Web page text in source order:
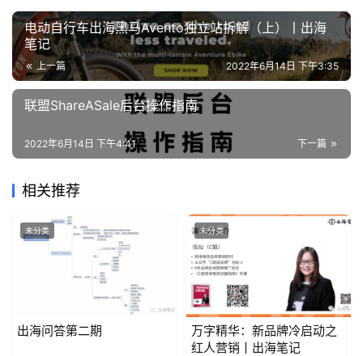
电动自行车出海黑马Avento独立站拆解（上）丨出海
笔记
上一篇 2022年6月14日 下午3:35
联盟ShareASale后台操作指南
下一篇
2022年6月14日 下午4:41
相关推荐
未分类
出海问答第二期
未分类
万字精华：新品牌冷启动之
红人营销丨出海笔记